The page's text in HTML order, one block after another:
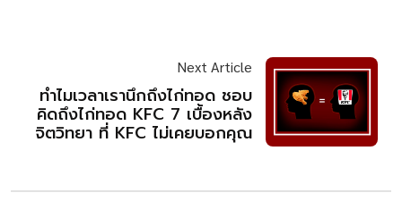
Next Article
ทำไมเวลาเรานึกถึงไก่ทอด ชอบ
คิดถึงไก่ทอด KFC 7 เบื้องหลัง
จิตวิทยา ที่ KFC ไม่เคยบอกคุณ